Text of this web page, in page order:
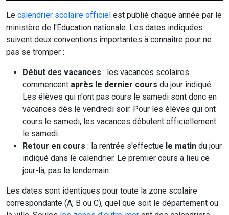
Le calendrier scolaire officiel est publié chaque année par le
ministère de l'Education nationale. Les dates indiquées
suivent deux conventions importantes à connaître pour ne
pas se tromper :
Début des vacances : les vacances scolaires
commencent après le dernier cours du jour indiqué.
Les élèves qui n'ont pas cours le samedi sont donc en
vacances dès le vendredi soir. Pour les élèves qui ont
cours le samedi, les vacances débutent officiellement
le samedi.
Retour en cours : la rentrée s'effectue le matin du jour
indiqué dans le calendrier. Le premier cours a lieu ce
jour-là, pas le lendemain.
Les dates sont identiques pour toute la zone scolaire
correspondante (A, B ou C), quel que soit le département ou